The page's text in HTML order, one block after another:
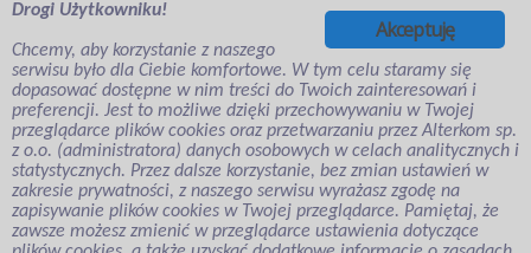
Dell PowerStore
Druk z urządzeń mobilnych
Japońska Twierdza – Hitachi Vantara
Wirtualizacja aplikacji i desktopów
Veeam Backup for Microsoft Entra ID
Akceptuję
Drogi Użytkowniku!
Chcemy, aby korzystanie z naszego
serwisu było dla Ciebie komfortowe. W tym celu staramy się
dopasować dostępne w nim treści do Twoich zainteresowań i
preferencji. Jest to możliwe dzięki przechowywaniu w Twojej
przeglądarce plików cookies oraz przetwarzaniu przez Alterkom sp.
z o.o. (administratora) danych osobowych w celach analitycznych i
statystycznych. Przez dalsze korzystanie, bez zmian ustawień w
zakresie prywatności, z naszego serwisu wyrażasz zgodę na
zapisywanie plików cookies w Twojej przeglądarce. Pamiętaj, że
zawsze możesz zmienić w przeglądarce ustawienia dotyczące